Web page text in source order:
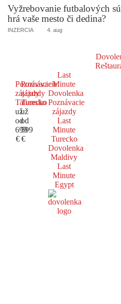
Vyžrebovanie futbalových
hrá vaše mesto či dedina?
INZERCIA 4. aug
Poznávacie
zájazdy
Taliansko
už
od
699
€
Poznávacie
zájazdy
Turecko
už
od
599
€
Last
Minute
Dovolenka
Poznávacie
zájazdy
Last
Minute
Turecko
Dovolenka
Maldivy
Last
Minute
Egypt